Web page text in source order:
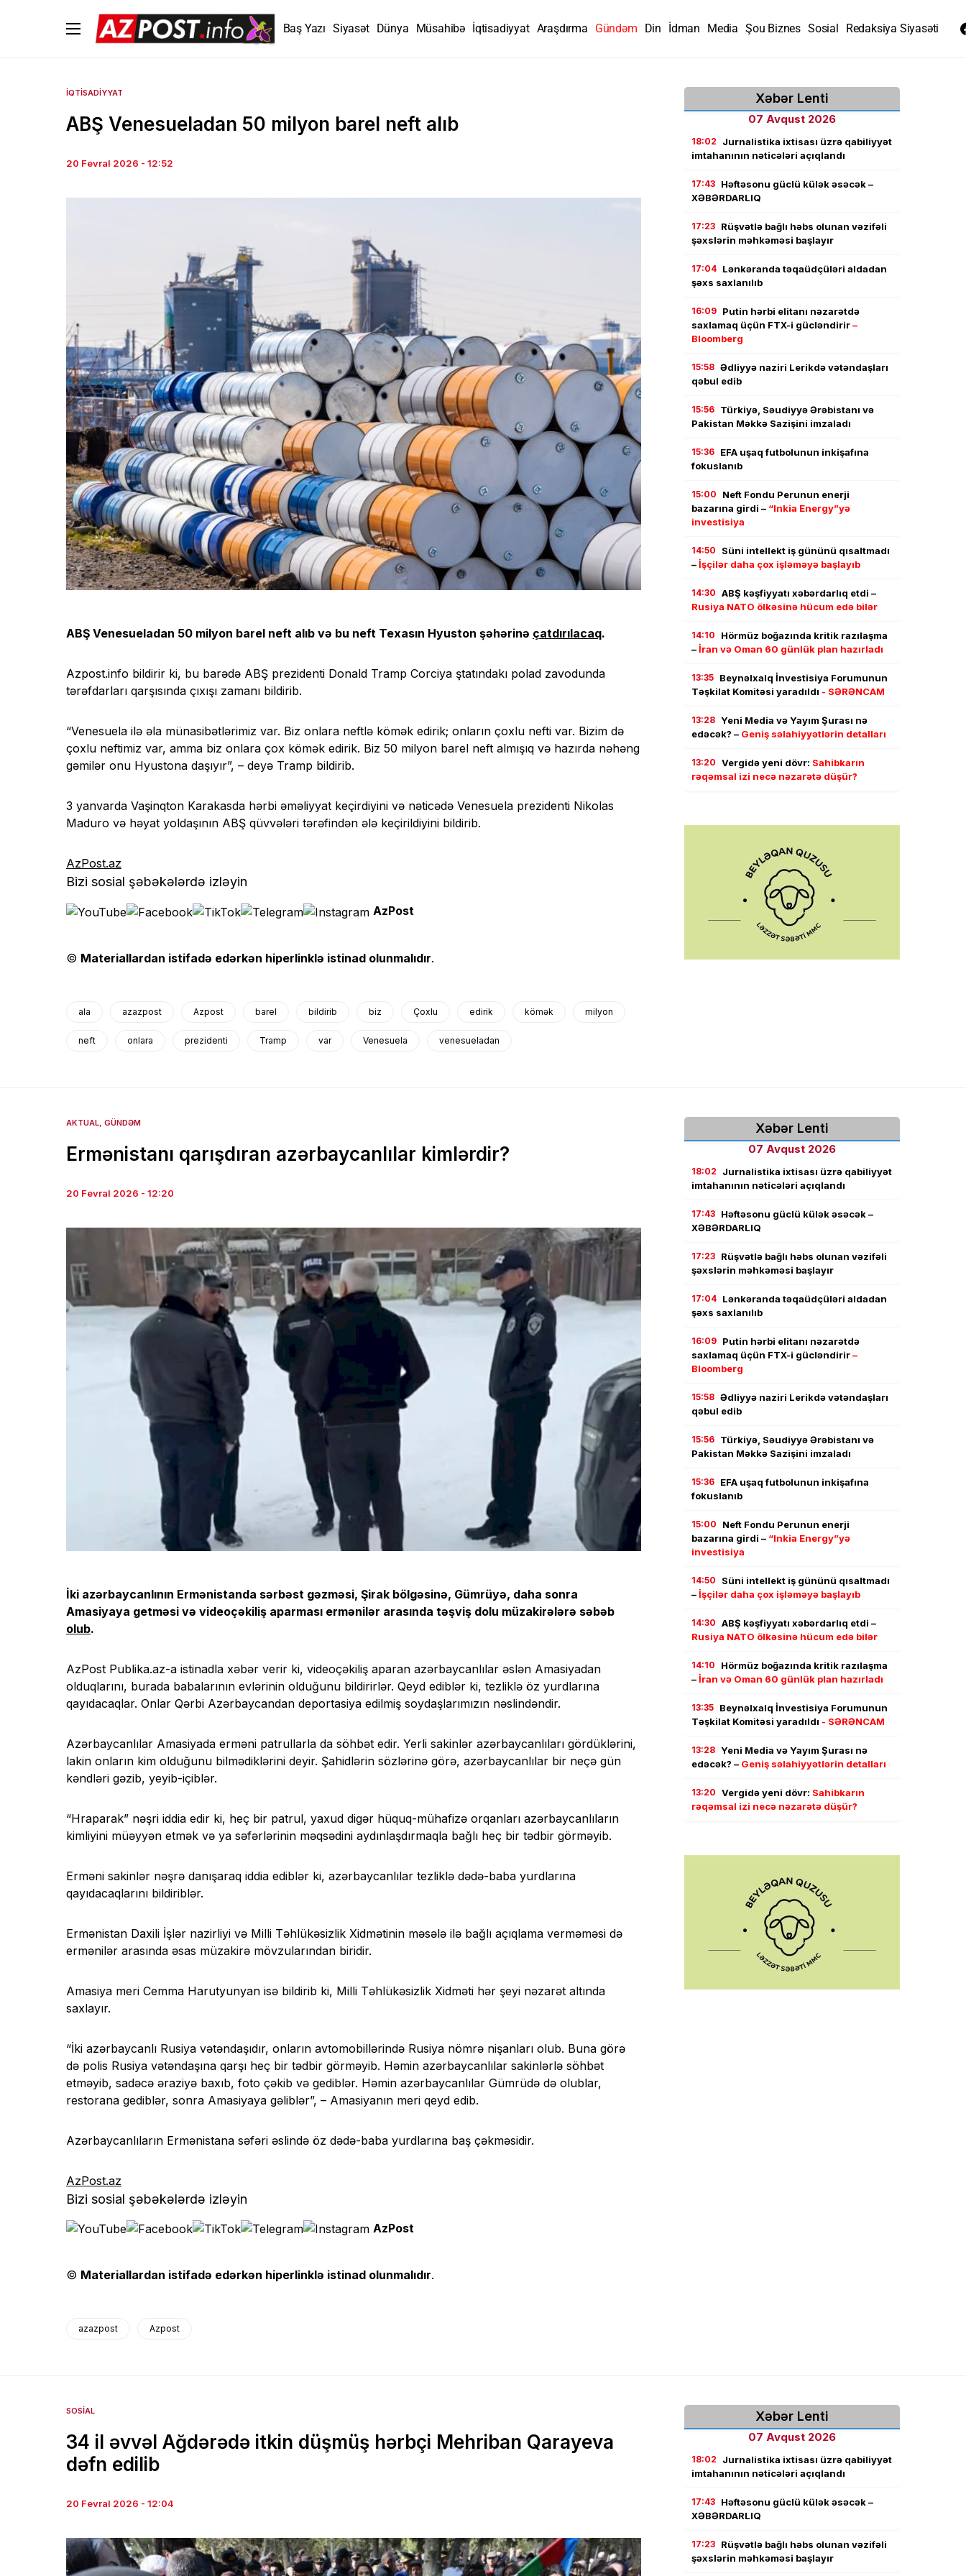
Baş Yazı Siyasət Dünya Müsahibə İqtisadiyyat Araşdırma Gündəm Din İdman Media Şou Biznes Sosial Redaksiya Siyasəti
İQTISADIYYAT
ABŞ Venesueladan 50 milyon barel neft alıb
20 Fevral 2026 - 12:52
ABŞ Venesueladan 50 milyon barel neft alıb və bu neft Texasın Hyuston şəhərinə çatdırılacaq.
Azpost.info bildirir ki, bu barədə ABŞ prezidenti Donald Tramp Corciya ştatındakı polad zavodunda
tərəfdarları qarşısında çıxışı zamanı bildirib.
“Venesuela ilə əla münasibətlərimiz var. Biz onlara neftlə kömək edirik; onların çoxlu nefti var. Bizim də
çoxlu neftimiz var, amma biz onlara çox kömək edirik. Biz 50 milyon barel neft almışıq və hazırda nəhəng
gəmilər onu Hyustona daşıyır”, – deyə Tramp bildirib.
3 yanvarda Vaşinqton Karakasda hərbi əməliyyat keçirdiyini və nəticədə Venesuela prezidenti Nikolas
Maduro və həyat yoldaşının ABŞ qüvvələri tərəfindən ələ keçirildiyini bildirib.
AzPost.az
Bizi sosial şəbəkələrdə izləyin
AzPost
© Materiallardan istifadə edərkən hiperlinklə istinad olunmalıdır.
ala azazpost Azpost barel bildirib biz Çoxlu edirik kömək milyon
neft onlara prezidenti Tramp var Venesuela venesueladan
Xəbər Lenti
07 Avqust 2026
18:02
Jurnalistika ixtisası üzrə qabiliyyət
imtahanının nəticələri açıqlandı
17:43 Həftəsonu güclü külək əsəcək –
XƏBƏRDARLIQ
17:23 Rüşvətlə bağlı həbs olunan vəzifəli
şəxslərin məhkəməsi başlayır
17:04 Lənkəranda təqaüdçüləri aldadan
şəxs saxlanılıb
16:09 Putin hərbi elitanı nəzarətdə
saxlamaq üçün FTX-i gücləndirir–
Bloomberg
15:58 Ədliyyə naziri Lerikdə vətəndaşları
qəbul edib
15:56 Türkiyə, Səudiyyə Ərəbistanı və
Pakistan Məkkə Sazişini imzaladı
15:36 EFA uşaq futbolunun inkişafına
fokuslanıb
15:00
Neft Fondu Perunun enerji
bazarına girdi – “Inkia Energy”yə
investisiya
14:50
Süni intellekt iş gününü qısaltmadı
–İşçilər daha çox işləməyə başlayıb
14:30 ABŞ kəşfiyyatı xəbərdarlıq etdi –
Rusiya NATO ölkəsinə hücum edə bilər
14:10
Hörmüz boğazında kritik razılaşma
–İran və Oman 60 günlük plan hazırladı
13:35 Beynəlxalq İnvestisiya Forumunun
Təşkilat Komitəsi yaradıldı - SƏRƏNCAM
13:28 Yeni Media və Yayım Şurası nə
edəcək? – Geniş səlahiyyətlərin detalları
13:20 Vergidə yeni dövr: Sahibkarın
rəqəmsal izi necə nəzarətə düşür?
AKTUAL GÜNDƏM
Ermənistanı qarışdıran azərbaycanlılar kimlərdir?
20 Fevral 2026 - 12:20
İki azərbaycanlının Ermənistanda sərbəst gəzməsi, Şirak bölgəsinə, Gümrüyə, daha sonra
Amasiyaya getməsi və videoçəkiliş aparması ermənilər arasında təşviş dolu müzakirələrə səbəb
olub.
AzPost Publika.az-a istinadla xəbər verir ki, videoçəkiliş aparan azərbaycanlılar əslən Amasiyadan
olduqlarını, burada babalarının evlərinin olduğunu bildirirlər. Qeyd ediblər ki, tezliklə öz yurdlarına
qayıdacaqlar. Onlar Qərbi Azərbaycandan deportasiya edilmiş soydaşlarımızın nəslindəndir.
Azərbaycanlılar Amasiyada erməni patrullarla da söhbət edir. Yerli sakinlər azərbaycanlıları gördüklərini,
lakin onların kim olduğunu bilmədiklərini deyir. Şahidlərin sözlərinə görə, azərbaycanlılar bir neçə gün
kəndləri gəzib, yeyib-içiblər.
“Hraparak” nəşri iddia edir ki, heç bir patrul, yaxud digər hüquq-mühafizə orqanları azərbaycanlıların
kimliyini müəyyən etmək və ya səfərlərinin məqsədini aydınlaşdırmaqla bağlı heç bir tədbir görməyib.
Erməni sakinlər nəşrə danışaraq iddia ediblər ki, azərbaycanlılar tezliklə dədə-baba yurdlarına
qayıdacaqlarını bildiriblər.
Ermənistan Daxili İşlər nazirliyi və Milli Təhlükəsizlik Xidmətinin məsələ ilə bağlı açıqlama verməməsi də
ermənilər arasında əsas müzakirə mövzularından biridir.
Amasiya meri Cemma Harutyunyan isə bildirib ki, Milli Təhlükəsizlik Xidməti hər şeyi nəzarət altında
saxlayır.
“İki azərbaycanlı Rusiya vətəndaşıdır, onların avtomobillərində Rusiya nömrə nişanları olub. Buna görə
də polis Rusiya vətəndaşına qarşı heç bir tədbir görməyib. Həmin azərbaycanlılar sakinlərlə söhbət
etməyib, sadəcə əraziyə baxıb, foto çəkib və gediblər. Həmin azərbaycanlılar Gümrüdə də olublar,
restorana gediblər, sonra Amasiyaya gəliblər”, – Amasiyanın meri qeyd edib.
Azərbaycanlıların Ermənistana səfəri əslində öz dədə-baba yurdlarına baş çəkməsidir.
AzPost.az
Bizi sosial şəbəkələrdə izləyin
AzPost
© Materiallardan istifadə edərkən hiperlinklə istinad olunmalıdır.
azazpost Azpost
Xəbər Lenti
07 Avqust 2026
18:02
Jurnalistika ixtisası üzrə qabiliyyət
imtahanının nəticələri açıqlandı
17:43 Həftəsonu güclü külək əsəcək –
XƏBƏRDARLIQ
17:23 Rüşvətlə bağlı həbs olunan vəzifəli
şəxslərin məhkəməsi başlayır
17:04 Lənkəranda təqaüdçüləri aldadan
şəxs saxlanılıb
16:09 Putin hərbi elitanı nəzarətdə
saxlamaq üçün FTX-i gücləndirir–
Bloomberg
15:58 Ədliyyə naziri Lerikdə vətəndaşları
qəbul edib
15:56 Türkiyə, Səudiyyə Ərəbistanı və
Pakistan Məkkə Sazişini imzaladı
15:36 EFA uşaq futbolunun inkişafına
fokuslanıb
15:00
Neft Fondu Perunun enerji
bazarına girdi – “Inkia Energy”yə
investisiya
14:50
Süni intellekt iş gününü qısaltmadı
–İşçilər daha çox işləməyə başlayıb
14:30 ABŞ kəşfiyyatı xəbərdarlıq etdi –
Rusiya NATO ölkəsinə hücum edə bilər
14:10
Hörmüz boğazında kritik razılaşma
–İran və Oman 60 günlük plan hazırladı
13:35 Beynəlxalq İnvestisiya Forumunun
Təşkilat Komitəsi yaradıldı - SƏRƏNCAM
13:28 Yeni Media və Yayım Şurası nə
edəcək? – Geniş səlahiyyətlərin detalları
13:20 Vergidə yeni dövr: Sahibkarın
rəqəmsal izi necə nəzarətə düşür?
SOSIAL
34 il əvvəl Ağdərədə itkin düşmüş hərbçi Mehriban Qarayeva
dəfn edilib
20 Fevral 2026 - 12:04
Xəbər Lenti
07 Avqust 2026
18:02
Jurnalistika ixtisası üzrə qabiliyyət
imtahanının nəticələri açıqlandı
17:43 Həftəsonu güclü külək əsəcək –
XƏBƏRDARLIQ
17:23 Rüşvətlə bağlı həbs olunan vəzifəli
şəxslərin məhkəməsi başlayır